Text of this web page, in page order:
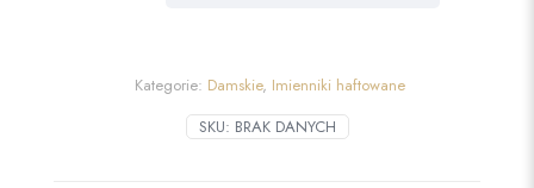
SKU: BRAK DANYCH
Kategorie: Damskie, Imienniki haftowane